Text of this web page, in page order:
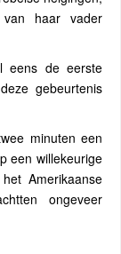
haar vader
eens de eerste
gebeurtenis
minuten een
een willekeurige
Amerikaanse
ongeveer